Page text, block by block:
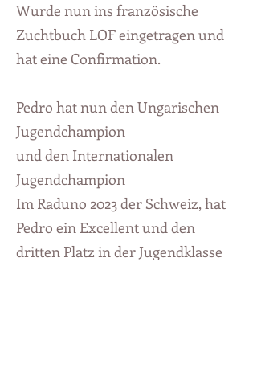
Wurde nun ins französische
Zuchtbuch LOF eingetragen und
hat eine Confirmation.
Pedro hat nun den Ungarischen
Jugendchampion
und den Internationalen
Jugendchampion
Im Raduno 2023 der Schweiz, hat
Pedro ein Excellent und den
dritten Platz in der Jugendklasse